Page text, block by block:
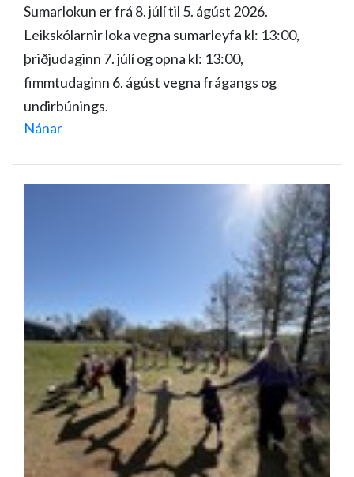
Sumarlokun er frá 8. júlí til 5. ágúst 2026.
Leikskólarnir loka vegna sumarleyfa kl: 13:00,
þriðjudaginn 7. júlí og opna kl: 13:00,
fimmtudaginn 6. ágúst vegna frágangs og
undirbúnings.
Nánar